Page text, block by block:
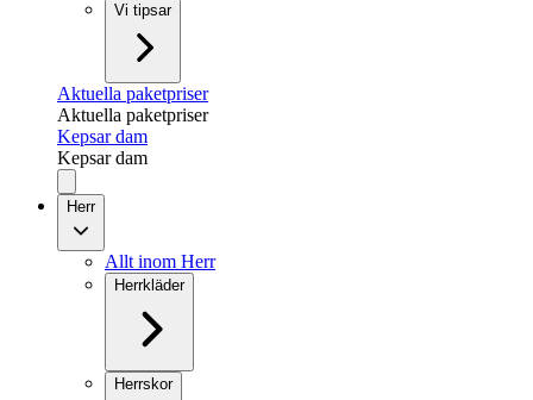
Vi tipsar
Aktuella paketpriser
Aktuella paketpriser
Kepsar dam
Kepsar dam
Herr
Allt inom Herr
Herrkläder
Herrskor